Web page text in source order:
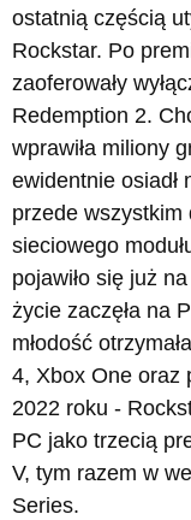
ostatnią częścią
Rockstar. Po
zaoferowały
Redemption 2.
wprawiła miliony
ewidentnie osiadł
przede
sieciowego
pojawiło się już
życie zaczęła na
młodość
4, Xbox One oraz
2022 roku -
PC jako trzecią
V, tym razem w
Series.